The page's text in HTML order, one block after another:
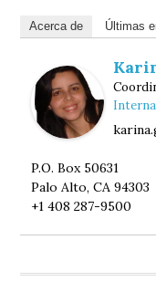
Acerca de Últimas
P.O. Box 50631
Palo Alto, CA 94303
+1 408 287-9500